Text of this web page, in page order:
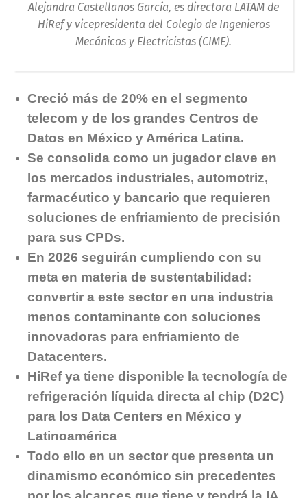
Alejandra Castellanos García, es directora LATAM de
HiRef y vicepresidenta del Colegio de Ingenieros
Mecánicos y Electricistas (CIME).
Creció más de 20% en el segmento
telecom y de los grandes Centros de
Datos en México y América Latina.
Se consolida como un jugador clave en
los mercados industriales, automotriz,
farmacéutico y bancario que requieren
soluciones de enfriamiento de precisión
para sus CPDs.
En 2026 seguirán cumpliendo con su
meta en materia de sustentabilidad:
convertir a este sector en una industria
menos contaminante con soluciones
innovadoras para enfriamiento de
Datacenters.
HiRef ya tiene disponible la tecnología de
refrigeración líquida directa al chip (D2C)
para los Data Centers en México y
Latinoamérica
Todo ello en un sector que presenta un
dinamismo económico sin precedentes